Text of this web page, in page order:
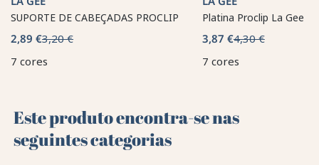
SUPORTE DE CABEÇADAS PROCLIP
2,89 €3,20 €
7 cores
Platina Proclip La Gee
3,87 €4,30 €
7 cores
Este produto encontra-se nas
seguintes categorias